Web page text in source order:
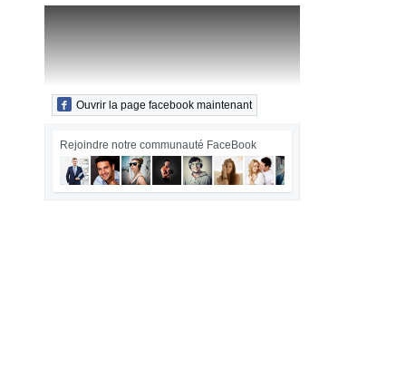
Ouvrir la page facebook maintenant
Rejoindre notre communauté FaceBook